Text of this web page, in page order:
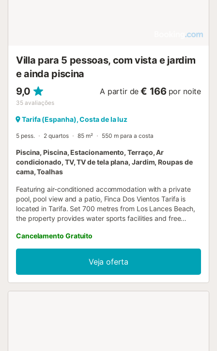
Villa para 5 pessoas, com vista e jardim
e ainda piscina
9,0
35 avaliações
A partir de € 166 por noite
Tarifa (Espanha), Costa de la luz
5 pess. 2 quartos 85 m² 550 m para a costa
Piscina, Piscina, Estacionamento, Terraço, Ar
condicionado, TV, TV de tela plana, Jardim, Roupas de
cama, Toalhas
Featuring air-conditioned accommodation with a private
pool, pool view and a patio, Finca Dos Vientos Tarifa is
located in Tarifa. Set 700 metres from Los Lances Beach,
the property provides water sports facilities and free
Cancelamento Gratuito
Veja oferta